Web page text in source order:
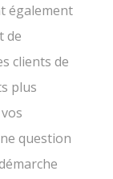
également
de
clients de
plus
question